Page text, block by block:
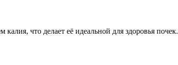
что делает её идеальной для здоровья почек.